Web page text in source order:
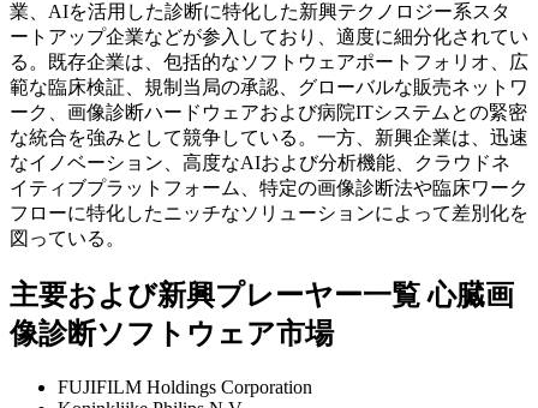
業、AIを活用した診断に特化した新興テクノロジー系スタ
ートアップ企業などが参入しており、適度に細分化されてい
る。既存企業は、包括的なソフトウェアポートフォリオ、広
範な臨床検証、規制当局の承認、グローバルな販売ネットワ
ーク、画像診断ハードウェアおよび病院ITシステムとの緊密
な統合を強みとして競争している。一方、新興企業は、迅速
なイノベーション、高度なAIおよび分析機能、クラウドネ
イティブプラットフォーム、特定の画像診断法や臨床ワーク
フローに特化したニッチなソリューションによって差別化を
図っている。
主要および新興プレーヤー一覧 心臓画
像診断ソフトウェア市場
FUJIFILM Holdings Corporation